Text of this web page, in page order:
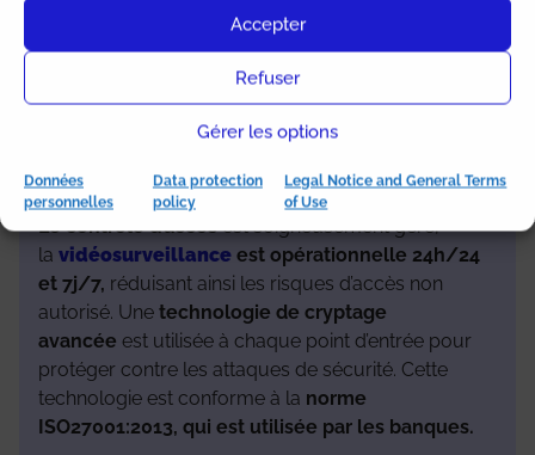
Accepter
Refuser
Gérer les options
Données
personnelles
Data protection
policy
Legal Notice and General Terms
of Use
Des box modernes et
sécurisés pour mettre à l’abri
vos biens
cartons est assurée.
Le contrôle d’accèsest soigneusement géré,
la vidéosurveillance est opérationnelle 24h/24
et 7j/7, réduisant ainsi les risques d’accès non
autorisé. Une technologie de cryptage
avancée est utilisée à chaque point d’entrée pour
protéger contre les attaques de sécurité. Cette
technologie est conforme à la norme
ISO27001:2013, qui est utilisée par les banques.